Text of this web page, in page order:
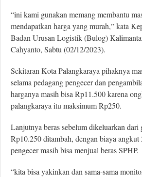
“ini kami gunakan memang membantu
mendapatkan harga yang murah,” kata
Badan Urusan Logistik (Bulog)
Cahyanto, Sabtu (02/12/2023).
Sekitaran Kota Palangkaraya pihaknya
selama pedagang pengecer dan
harganya masih bisa Rp11.500 karena
palangkaraya itu maksimum Rp250.
Lanjutnya beras sebelum dikeluarkan dari
Rp10.250 ditambah, dengan biaya angkut
pengecer masih bisa menjual beras SPHP.
“kita bisa yakinkan dan sama-sama